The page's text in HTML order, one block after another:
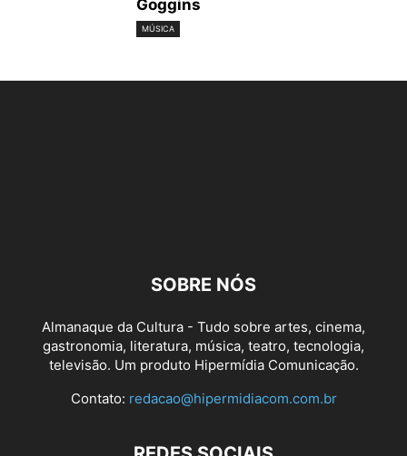
Goggins
MÚSICA
SOBRE NÓS
Almanaque da Cultura - Tudo sobre artes, cinema,
gastronomia, literatura, música, teatro, tecnologia,
televisão. Um produto Hipermídia Comunicação.
Contato: redacao@hipermidiacom.com.br